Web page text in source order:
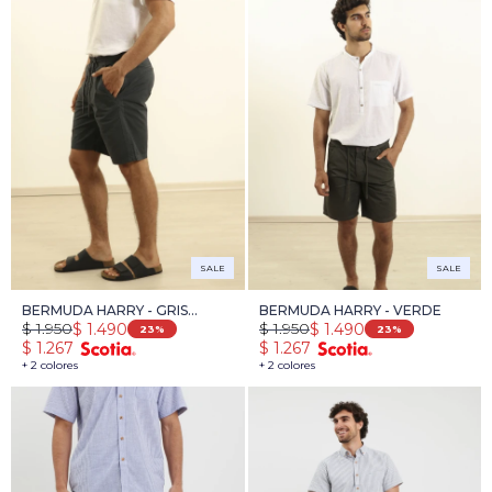
SALE
BERMUDA HARRY - GRIS
OSCURO
+ 2 colores
$ 1.490
$ 1.950 23
$ 1.267
SALE
BERMUDA HARRY - VERDE
+ 2 colores
$ 1.490
$ 1.950 23
$ 1.267